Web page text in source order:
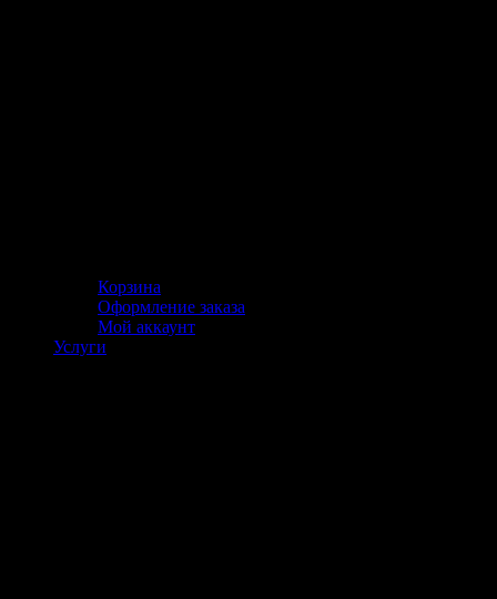
Корзина
Оформление заказа
Мой аккаунт
Услуги